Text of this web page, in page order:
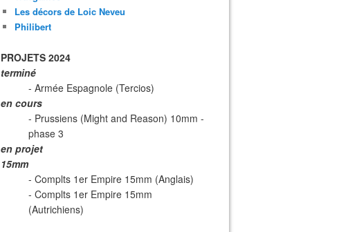
Les décors de Loic Neveu
Philibert
PROJETS 2024
terminé
- Armée Espagnole (Tercios)
en cours
- Prussiens (Might and Reason) 10mm -
phase 3
en projet
15mm
- Complts 1er Empire 15mm (Anglais)
- Complts 1er Empire 15mm
(Autrichiens)